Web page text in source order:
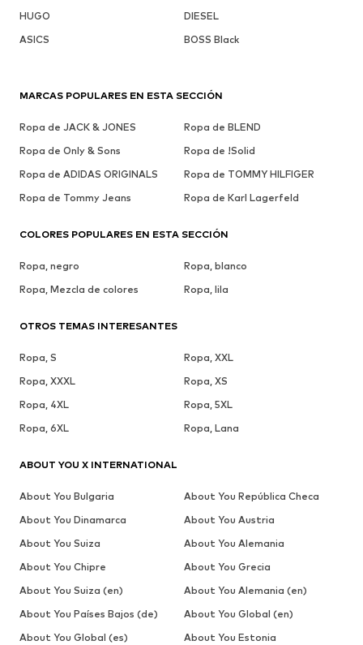
HUGO
DIESEL
ASICS
BOSS Black
MARCAS POPULARES EN ESTA SECCIÓN
Ropa de JACK & JONES
Ropa de BLEND
Ropa de Only & Sons
Ropa de !Solid
Ropa de ADIDAS ORIGINALS
Ropa de TOMMY HILFIGER
Ropa de Tommy Jeans
Ropa de Karl Lagerfeld
COLORES POPULARES EN ESTA SECCIÓN
Ropa, negro
Ropa, blanco
Ropa, Mezcla de colores
Ropa, lila
OTROS TEMAS INTERESANTES
Ropa, S
Ropa, XXL
Ropa, XXXL
Ropa, XS
Ropa, 4XL
Ropa, 5XL
Ropa, 6XL
Ropa, Lana
ABOUT YOU X INTERNATIONAL
About You Bulgaria
About You República Checa
About You Dinamarca
About You Austria
About You Suiza
About You Alemania
About You Chipre
About You Grecia
About You Suiza (en)
About You Alemania (en)
About You Países Bajos (de)
About You Global (en)
About You Global (es)
About You Estonia